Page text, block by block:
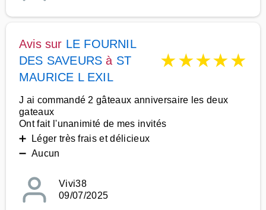
Avis sur LE FOURNIL
DES SAVEURS à ST
MAURICE L EXIL
★★★★★
J ai commandé 2 gâteaux anniversaire les deux
gateaux
Ont fait l'unanimité de mes invités
➕ Léger très frais et délicieux
➖ Aucun
Vivi38
09/07/2025